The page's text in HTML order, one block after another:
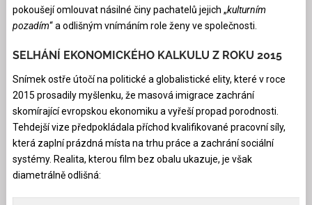
pokoušejí omlouvat násilné činy pachatelů jejich „kulturním
pozadím“ a odlišným vnímáním role ženy ve společnosti.
SELHÁNÍ EKONOMICKÉHO KALKULU Z ROKU 2015
Snímek ostře útočí na politické a globalistické elity, které v roce
2015 prosadily myšlenku, že masová imigrace zachrání
skomírající evropskou ekonomiku a vyřeší propad porodnosti.
Tehdejší vize předpokládala příchod kvalifikované pracovní síly,
která zaplní prázdná místa na trhu práce a zachrání sociální
systémy. Realita, kterou film bez obalu ukazuje, je však
diametrálně odlišná: